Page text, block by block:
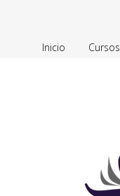
Inicio Cursos